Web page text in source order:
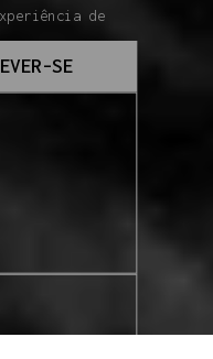
de
SE